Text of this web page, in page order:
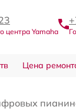
центра Yamaha
Цена